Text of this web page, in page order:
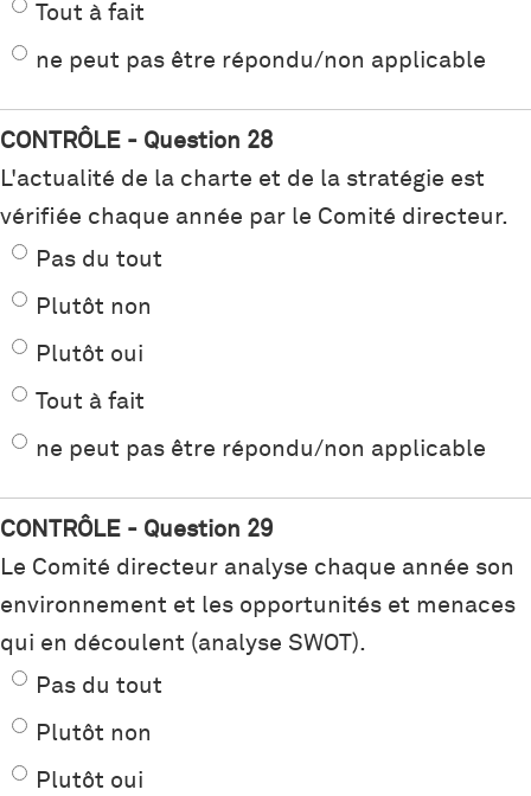
Tout à fait
ne peut pas être répondu/non applicable
CONTRÔLE - Question 28
L'actualité de la charte et de la stratégie est
vérifiée chaque année par le Comité directeur.
Pas du tout
Plutôt non
Plutôt oui
Tout à fait
ne peut pas être répondu/non applicable
CONTRÔLE - Question 29
Le Comité directeur analyse chaque année son
environnement et les opportunités et menaces
qui en découlent (analyse SWOT).
Pas du tout
Plutôt non
Plutôt oui